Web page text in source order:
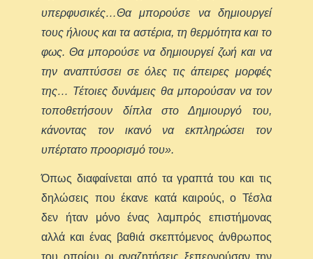
υπερφυσικές…Θα μπορούσε να δημιουργεί
τους ήλιους και τα αστέρια, τη θερμότητα και το
φως. Θα μπορούσε να δημιουργεί ζωή και να
την αναπτύσσει σε όλες τις άπειρες μορφές
της… Τέτοιες δυνάμεις θα μπορούσαν να τον
τοποθετήσουν δίπλα στο Δημιουργό του,
κάνοντας τον ικανό να εκπληρώσει τον
υπέρτατο προορισμό του».
Όπως διαφαίνεται από τα γραπτά του και τις
δηλώσεις που έκανε κατά καιρούς, ο Τέσλα
δεν ήταν μόνο ένας λαμπρός επιστήμονας
αλλά και ένας βαθιά σκεπτόμενος άνθρωπος
του οποίου οι αναζητήσεις ξεπερνούσαν την